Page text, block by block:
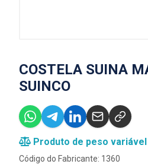
COSTELA SUINA
SUINCO
Produto de peso variável
Código do Fabricante: 1360